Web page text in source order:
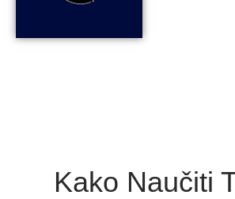
Kako Naučiti